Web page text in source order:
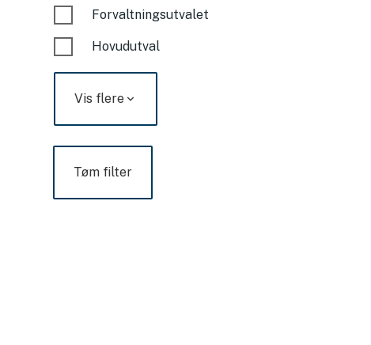
Forvaltningsutvalet
Hovudutval
Vis flere
Tøm filter